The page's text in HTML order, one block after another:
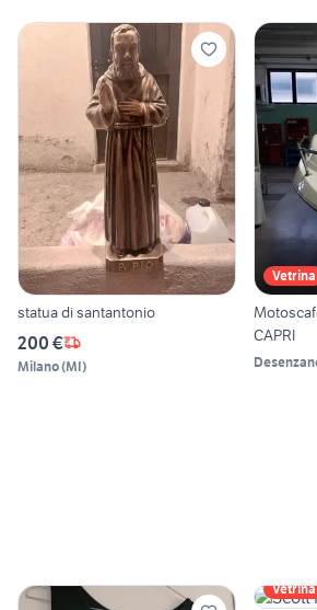
statua di santantonio
200 €
Milano(MI)
Vetrina
CAPRI
Vetrina